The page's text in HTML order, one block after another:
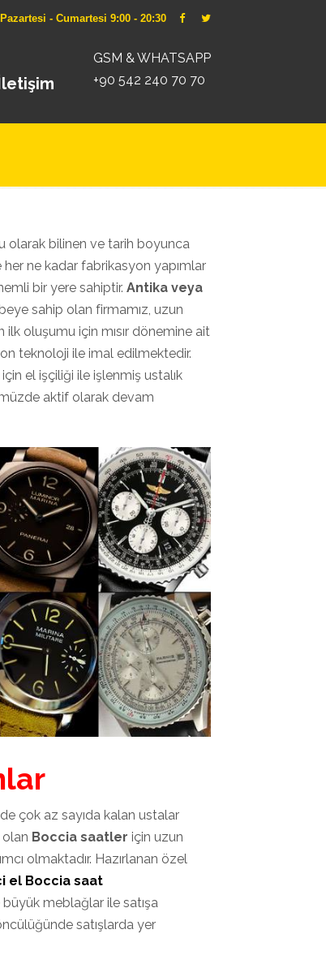
Pazartesi - Cumartesi 9:00 - 20:30
GSM & WHATSAPP
+90 542 240 70 70
olarak bilinen ve tarih boyunca
ne kadar fabrikasyon yapımlar
bir yere sahiptir. Antika veya
sahip olan firmamız, uzun
oluşumu için mısır dönemine ait
teknoloji ile imal edilmektedir.
için el işçiliği ile işlenmiş ustalık
aktif olarak devam
çok az sayıda kalan ustalar
olan Boccia saatler için uzun
olmaktadır. Hazırlanan özel
el Boccia saat
meblağlar ile satışa
satışlarda yer